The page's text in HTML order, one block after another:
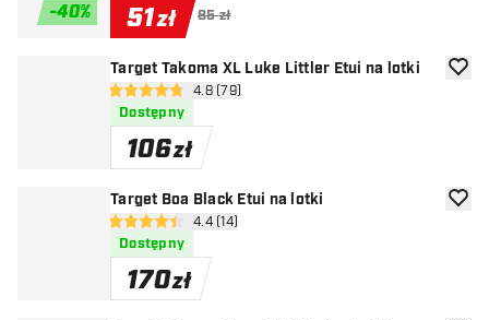
-40% 51zł 85 zł
Target Takoma XL Luke Littler Etui na lotki
otwórz panel recenzji
4.8 gwiazdki oceny
4.8 (79)
Dostępny
106zł
Target Boa Black Etui na lotki
otwórz panel recenzji
4.4 gwiazdki oceny
4.4 (14)
Dostępny
170zł